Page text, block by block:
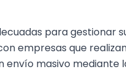
para gestionar
empresas que
envío masivo mediante